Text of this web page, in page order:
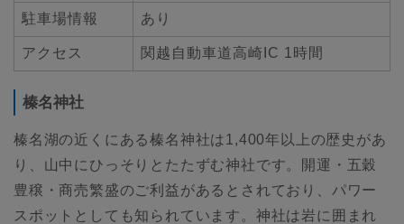
駐車場情報 あり
アクセス 関越自動車道高崎IC 1時間
榛名神社
榛名湖の近くにある榛名神社は1,400年以上の歴史があ
り、山中にひっそりとたたずむ神社です。開運・五穀
豊穣・商売繁盛のご利益があるとされており、パワー
スポットとしても知られています。神社は岩に囲まれ